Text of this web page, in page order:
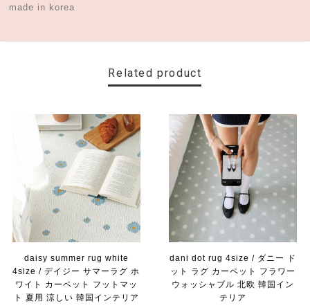
made in korea
Related product
daisy summer rug white
4size / デイジー サマーラグ ホ
ワイト カーペット フットマッ
ト 夏用 涼しい 韓国インテリア
dani dot rug 4size / ダニー ド
ット ラグ カーペット フラワー
ウォッシャブル 北欧 韓国イン
テリア